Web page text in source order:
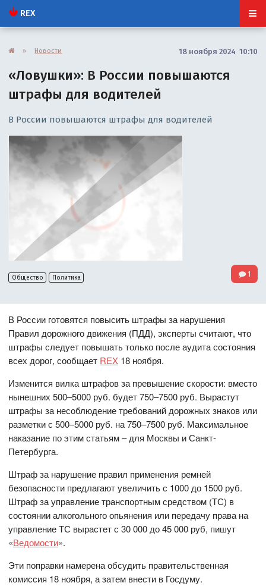
REX
» Новости 18 ноября 2024 10:10
«Ловушки»: В России повышаются
штрафы для водителей
В России повышаются штрафы для водителей
Общество Политика 1
В России готовятся повысить штрафы за нарушения
Правил дорожного движения (ПДД), эксперты считают, что
штрафы следует повышать только после аудита состояния
всех дорог, сообщает REX 18 ноября.
Изменится вилка штрафов за превышение скорости: вместо
нынешних 500–5000 руб. будет 750–7500 руб. Вырастут
штрафы за несоблюдение требований дорожных знаков или
разметки с 500–5000 руб. на 750–7500 руб. Максимальное
наказание по этим статьям – для Москвы и Санкт-
Петербурга.
Штраф за нарушение правил применения ремней
безопасности предлагают увеличить с 1000 до 1500 руб.
Штраф за управление транспортным средством (ТС) в
состоянии алкогольного опьянения или передачу права на
управление ТС вырастет с 30 000 до 45 000 руб, пишут
«Ведомости».
Эти поправки намерена обсудить правительственная
комиссия 18 ноября, а затем внести в Госдуму.